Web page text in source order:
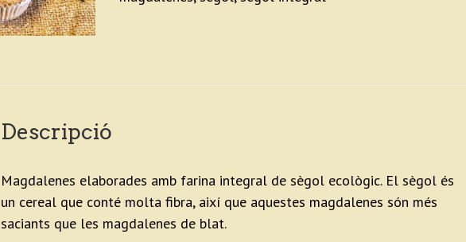
Descripció
Magdalenes elaborades amb farina integral de sègol ecològic. El sègol és
un cereal que conté molta fibra, així que aquestes magdalenes són més
saciants que les magdalenes de blat.